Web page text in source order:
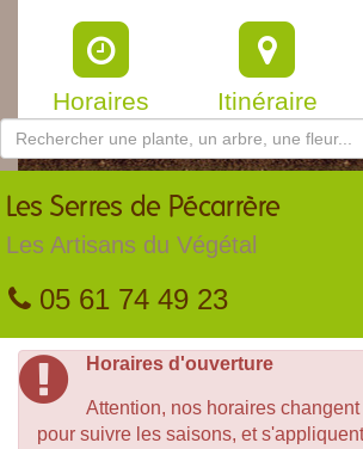
Horaires Itinéraire
Les Serres de Pécarrère
Les Artisans du Végétal
05 61 74 49 23
Horaires d'ouverture
Attention, nos horaires
pour suivre les saisons, et